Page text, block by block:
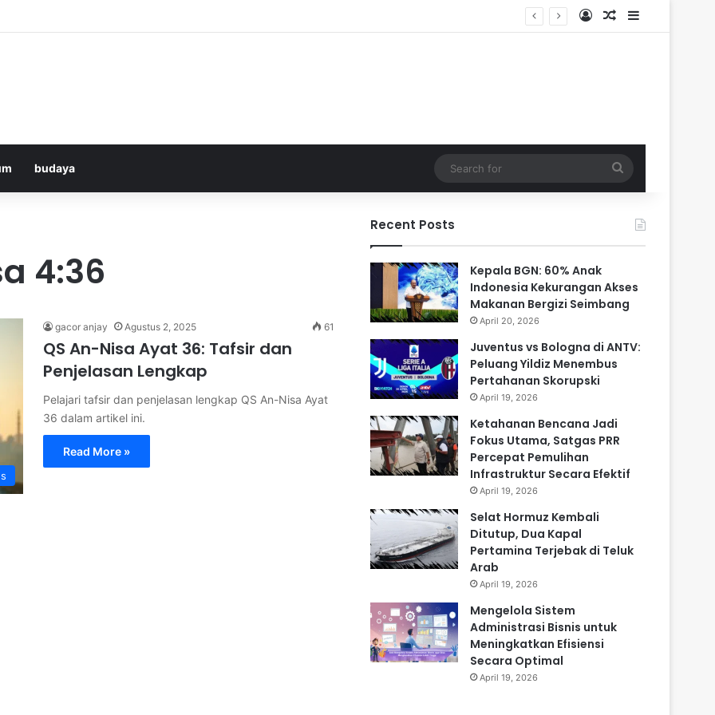
Log InRandom Article
Sidebar
budaya
for
4:36
gacor anjay Agustus 2, 2025 61
QS An-Nisa Ayat 36: Tafsir dan
Penjelasan Lengkap
Pelajari tafsir dan penjelasan lengkap QS An-Nisa Ayat
36 dalam artikel ini.
Read More »
Recent Posts
Kepala BGN: 60% Anak
Indonesia Kekurangan Akses
Makanan Bergizi Seimbang
April 20, 2026
Juventus vs Bologna di ANTV:
Peluang Yildiz Menembus
Pertahanan Skorupski
April 19, 2026
Ketahanan Bencana Jadi
Fokus Utama, Satgas PRR
Percepat Pemulihan
Infrastruktur Secara Efektif
April 19, 2026
Selat Hormuz Kembali
Ditutup, Dua Kapal
Pertamina Terjebak di Teluk
Arab
April 19, 2026
Mengelola Sistem
Administrasi Bisnis untuk
Meningkatkan Efisiensi
Secara Optimal
April 19, 2026